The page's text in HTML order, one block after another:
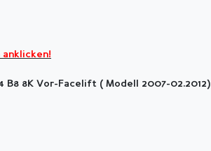
B8 8K Vor-Facelift ( Modell 2007-02.2012)